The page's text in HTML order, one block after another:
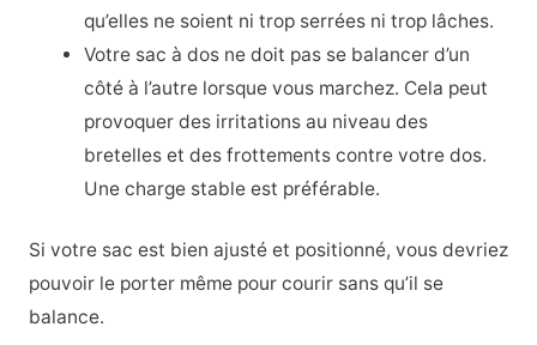
qu’elles ne soient ni trop serrées ni trop lâches.
Votre sac à dos ne doit pas se balancer d’un
côté à l’autre lorsque vous marchez. Cela peut
provoquer des irritations au niveau des
bretelles et des frottements contre votre dos.
Une charge stable est préférable.
Si votre sac est bien ajusté et positionné, vous devriez
pouvoir le porter même pour courir sans qu’il se
balance.